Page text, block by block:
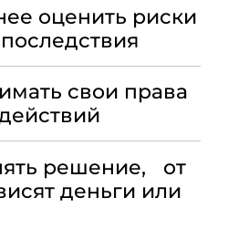
оценить риски
свои права
решение, от
деньги или